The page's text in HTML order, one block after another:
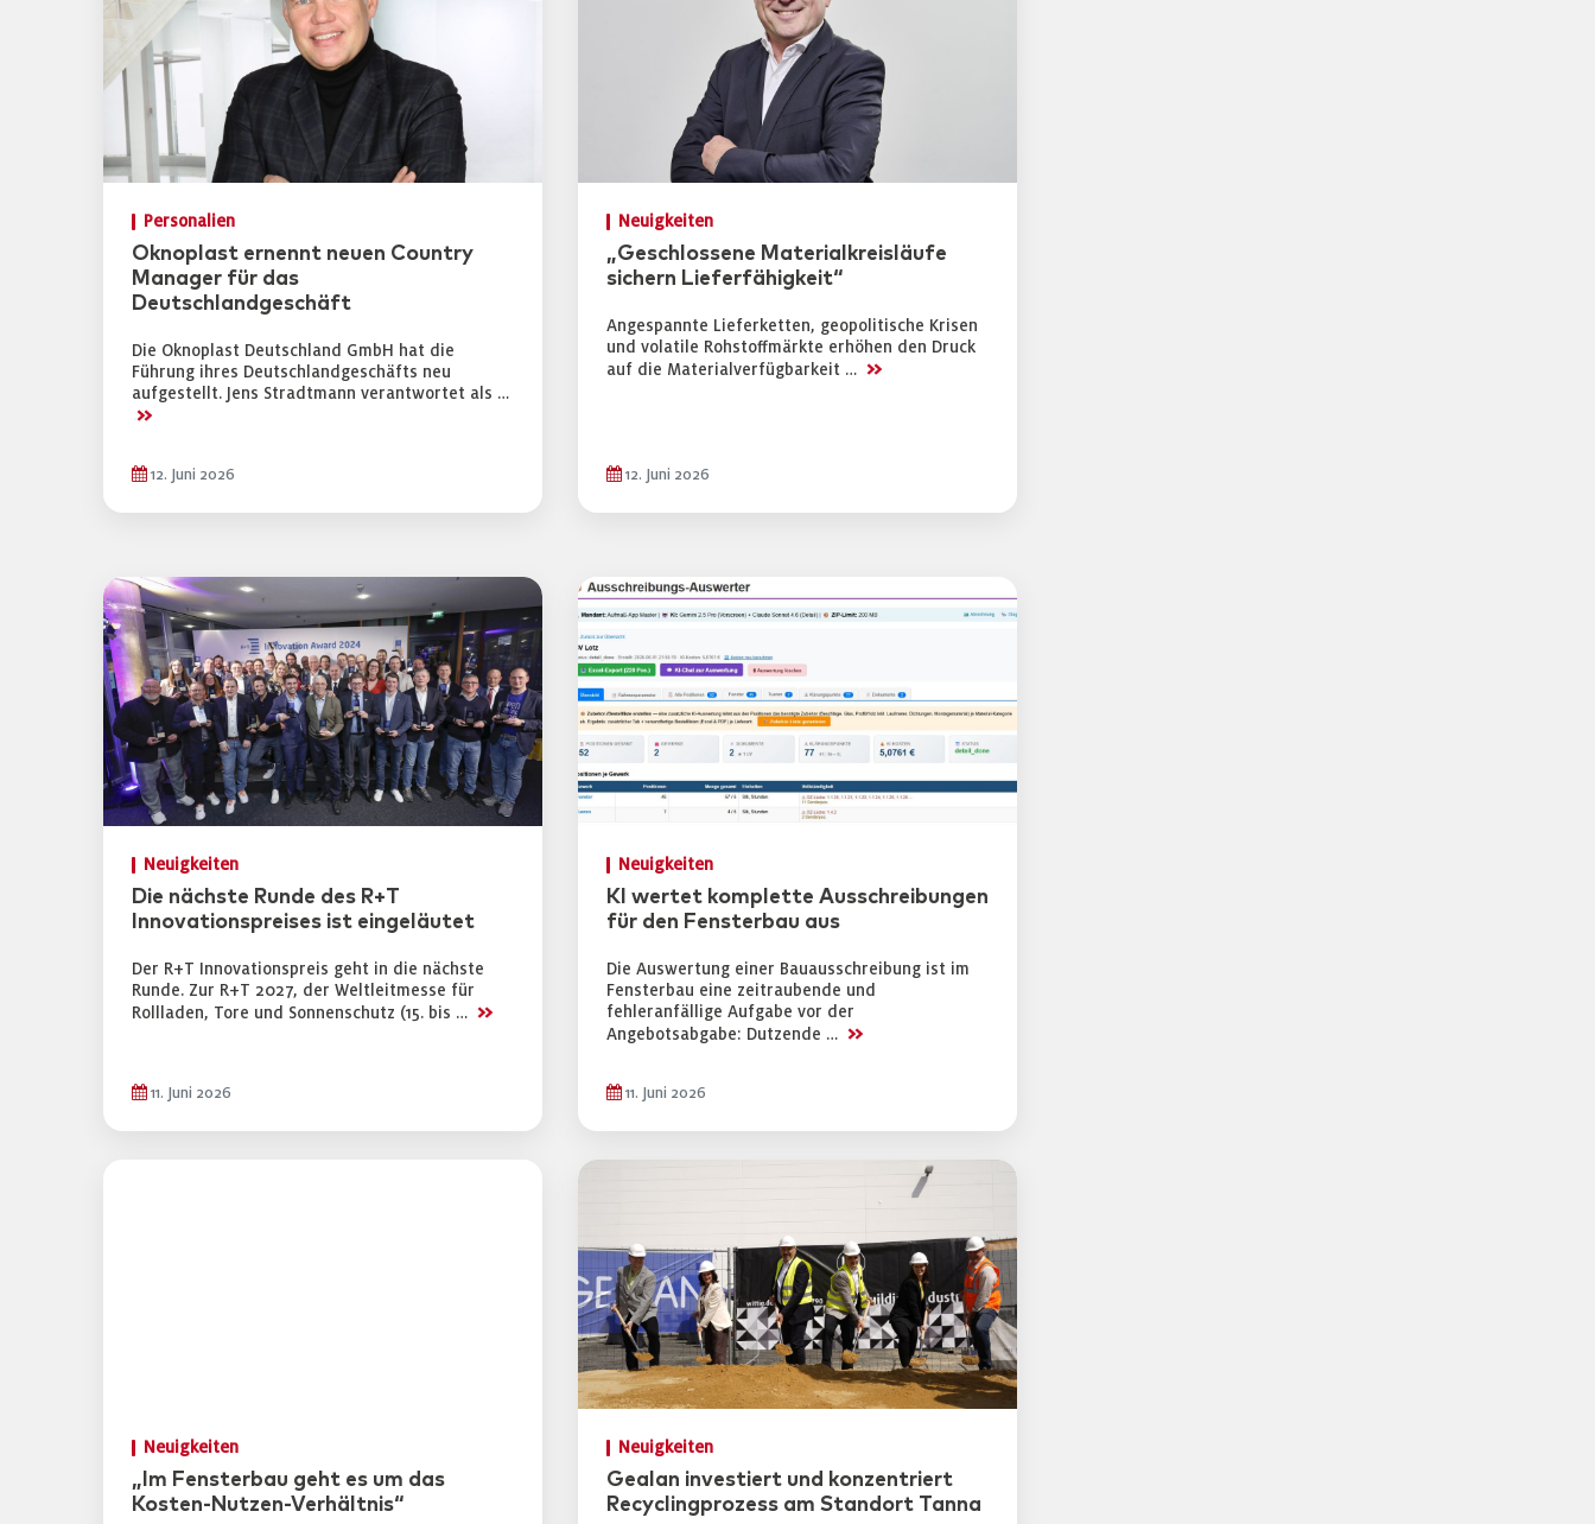
Personalien
Oknoplast ernennt neuen Country
Manager für das
Deutschlandgeschäft
Die Oknoplast Deutschland GmbH hat die
Führung ihres Deutschlandgeschäfts neu
aufgestellt. Jens Stradtmann verantwortet als …
>>
12. Juni 2026
Neuigkeiten
„Geschlossene Materialkreisläufe
sichern Lieferfähigkeit“
Angespannte Lieferketten, geopolitische Krisen
und volatile Rohstoffmärkte erhöhen den Druck
auf die Materialverfügbarkeit … >>
12. Juni 2026
Neuigkeiten
Die nächste Runde des R+T
Innovationspreises ist eingeläutet
Der R+T Innovationspreis geht in die nächste
Runde. Zur R+T 2027, der Weltleitmesse für
Rollladen, Tore und Sonnenschutz (15. bis … >>
11. Juni 2026
Neuigkeiten
KI wertet komplette Ausschreibungen
für den Fensterbau aus
Die Auswertung einer Bauausschreibung ist im
Fensterbau eine zeitraubende und
fehleranfällige Aufgabe vor der
Angebotsabgabe: Dutzende … >>
11. Juni 2026
Neuigkeiten
„Im Fensterbau geht es um das
Kosten-Nutzen-Verhältnis“
Neuigkeiten
Gealan investiert und konzentriert
Recyclingprozess am Standort Tanna